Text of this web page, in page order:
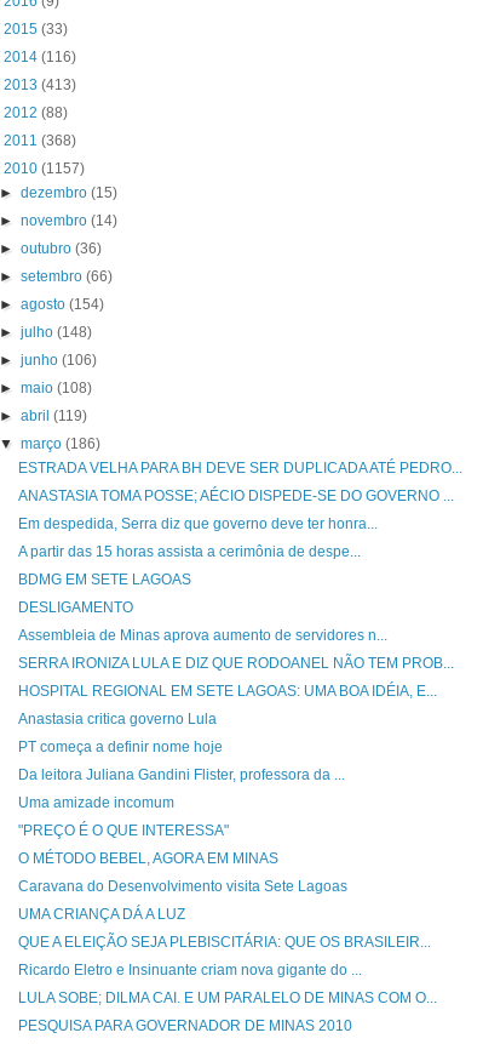
2015 (33)
2014 (116)
2013 (413)
2012 (88)
2011 (368)
2010 (1157)
►dezembro(15)
►novembro(14)
►outubro(36)
►setembro(66)
►agosto(154)
►julho(148)
►junho(106)
►maio(108)
►abril(119)
▼março(186)
ESTRADA VELHA PARA BH DEVE SER DUPLICADA ATÉ PEDRO...
ANASTASIA TOMA POSSE; AÉCIO DISPEDE-SE DO GOVERNO ...
Em despedida, Serra diz que governo deve ter honra...
A partir das 15 horas assista a cerimônia de despe...
BDMG EM SETE LAGOAS
DESLIGAMENTO
Assembleia de Minas aprova aumento de servidores n...
SERRA IRONIZA LULA E DIZ QUE RODOANEL NÃO TEM PROB...
HOSPITAL REGIONAL EM SETE LAGOAS: UMA BOA IDÉIA, E...
Anastasia critica governo Lula
PT começa a definir nome hoje
Da leitora Juliana Gandini Flister, professora da ...
Uma amizade incomum
"PREÇO É O QUE INTERESSA"
O MÉTODO BEBEL, AGORA EM MINAS
Caravana do Desenvolvimento visita Sete Lagoas
UMA CRIANÇA DÁ A LUZ
QUE A ELEIÇÃO SEJA PLEBISCITÁRIA: QUE OS BRASILEIR...
Ricardo Eletro e Insinuante criam nova gigante do ...
LULA SOBE; DILMA CAI. E UM PARALELO DE MINAS COM O...
PESQUISA PARA GOVERNADOR DE MINAS 2010